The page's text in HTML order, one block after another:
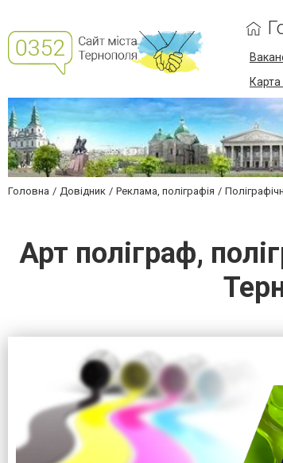
Карта
Головна Довідник Реклама, поліграфія
Арт поліграф,